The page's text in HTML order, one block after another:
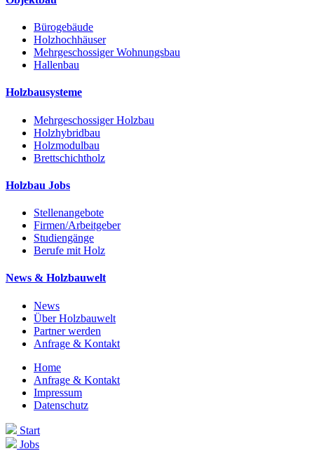
Bürogebäude
Holzhochhäuser
Mehrgeschossiger Wohnungsbau
Hallenbau
Holzbausysteme
Mehrgeschossiger Holzbau
Holzhybridbau
Holzmodulbau
Brettschichtholz
Holzbau Jobs
Stellenangebote
Firmen/Arbeitgeber
Studiengänge
Berufe mit Holz
News & Holzbauwelt
News
Über Holzbauwelt
Partner werden
Anfrage & Kontakt
Home
Anfrage & Kontakt
Impressum
Datenschutz
Start
Jobs